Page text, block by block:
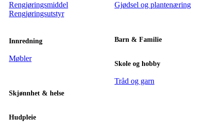
Rengjøringsmiddel
Rengjøringsutstyr
Innredning
Møbler
Skjønnhet & helse
Hudpleie
Gjødsel og plantenæring
Barn & Familie
Skole og hobby
Tråd og garn